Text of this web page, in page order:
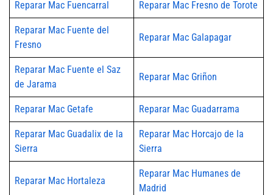
Reparar Mac Fuencarral Reparar Mac Fresno de Torote
Reparar Mac Fuente del
Fresno
Reparar Mac Galapagar
Reparar Mac Fuente el Saz
de Jarama
Reparar Mac Griñon
Reparar Mac Getafe Reparar Mac Guadarrama
Reparar Mac Guadalix de la
Sierra
Reparar Mac Horcajo de la
Sierra
Reparar Mac Hortaleza
Reparar Mac Humanes de
Madrid